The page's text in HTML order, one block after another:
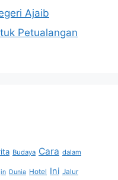
Ajaib
Petualangan
Budaya Cara dalam
Dunia Hotel Ini Jalur